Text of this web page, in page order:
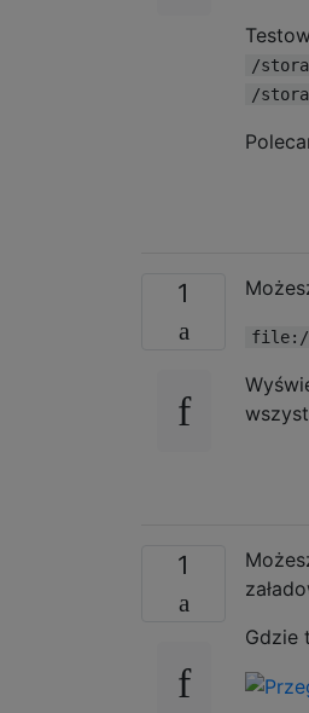
/
/
1
1
Gdzie